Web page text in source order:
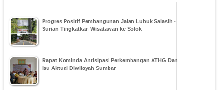
Progres Positif Pembangunan Jalan Lubuk Salasih -
Surian Tingkatkan Wisatawan ke Solok
Rapat Kominda Antisipasi Perkembangan ATHG Dan
Isu Aktual Diwilayah Sumbar